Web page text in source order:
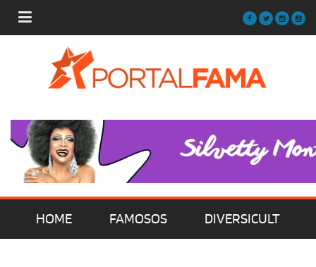
HOME FAMOSOS DIVERSICULT